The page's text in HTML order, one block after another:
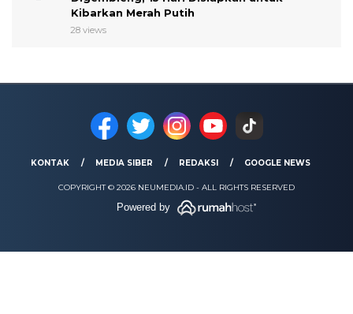
Kibarkan Merah Putih
28 views
KONTAK MEDIA SIBER REDAKSI GOOGLE NEWS
COPYRIGHT © 2026 NEUMEDIA.ID - ALL RIGHTS RESERVED
Powered by